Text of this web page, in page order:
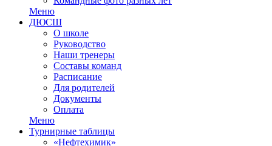
Меню
ДЮСШ
О школе
Руководство
Наши тренеры
Составы команд
Расписание
Для родителей
Документы
Оплата
Меню
Турнирные таблицы
«Нефтехимик»